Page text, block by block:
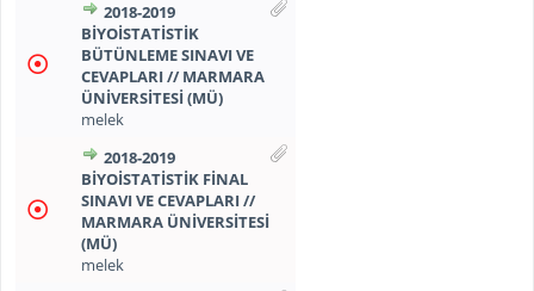
2018-2019
BİYOİSTATİSTİK
BÜTÜNLEME SINAVI VE
CEVAPLARI // MARMARA
ÜNİVERSİTESİ (MÜ)
melek
2018-2019
BİYOİSTATİSTİK FİNAL
SINAVI VE CEVAPLARI //
MARMARA ÜNİVERSİTESİ
(MÜ)
melek